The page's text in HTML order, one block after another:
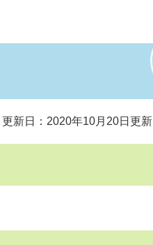
更新日：2020年10月20日更新